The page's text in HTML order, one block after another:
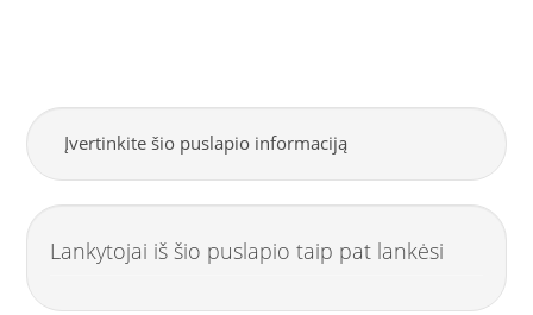
Įvertinkite šio puslapio informaciją
Lankytojai iš šio puslapio taip pat lankėsi